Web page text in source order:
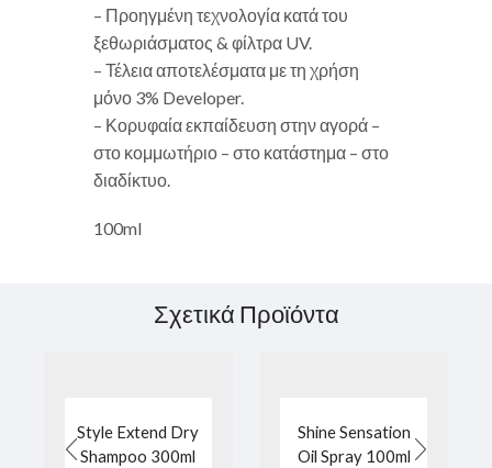
– Προηγμένη τεχνολογία κατά του
ξεθωριάσματος & φίλτρα UV.
– Τέλεια αποτελέσματα με τη χρήση
μόνο 3% Developer.
– Κορυφαία εκπαίδευση στην αγορά –
στο κομμωτήριο – στο κατάστημα – στο
διαδίκτυο.
100ml
Σχετικά Προϊόντα
Style Extend Dry
Shampoo 300ml
Shine Sensation
Oil Spray 100ml